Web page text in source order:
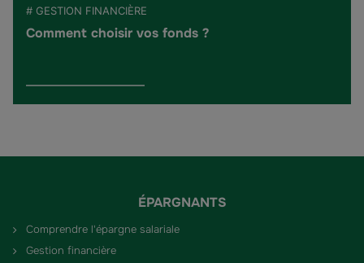
# GESTION FINANCIÈRE
Comment choisir vos fonds ?
ÉPARGNANTS
Comprendre l'épargne salariale
Gestion financière